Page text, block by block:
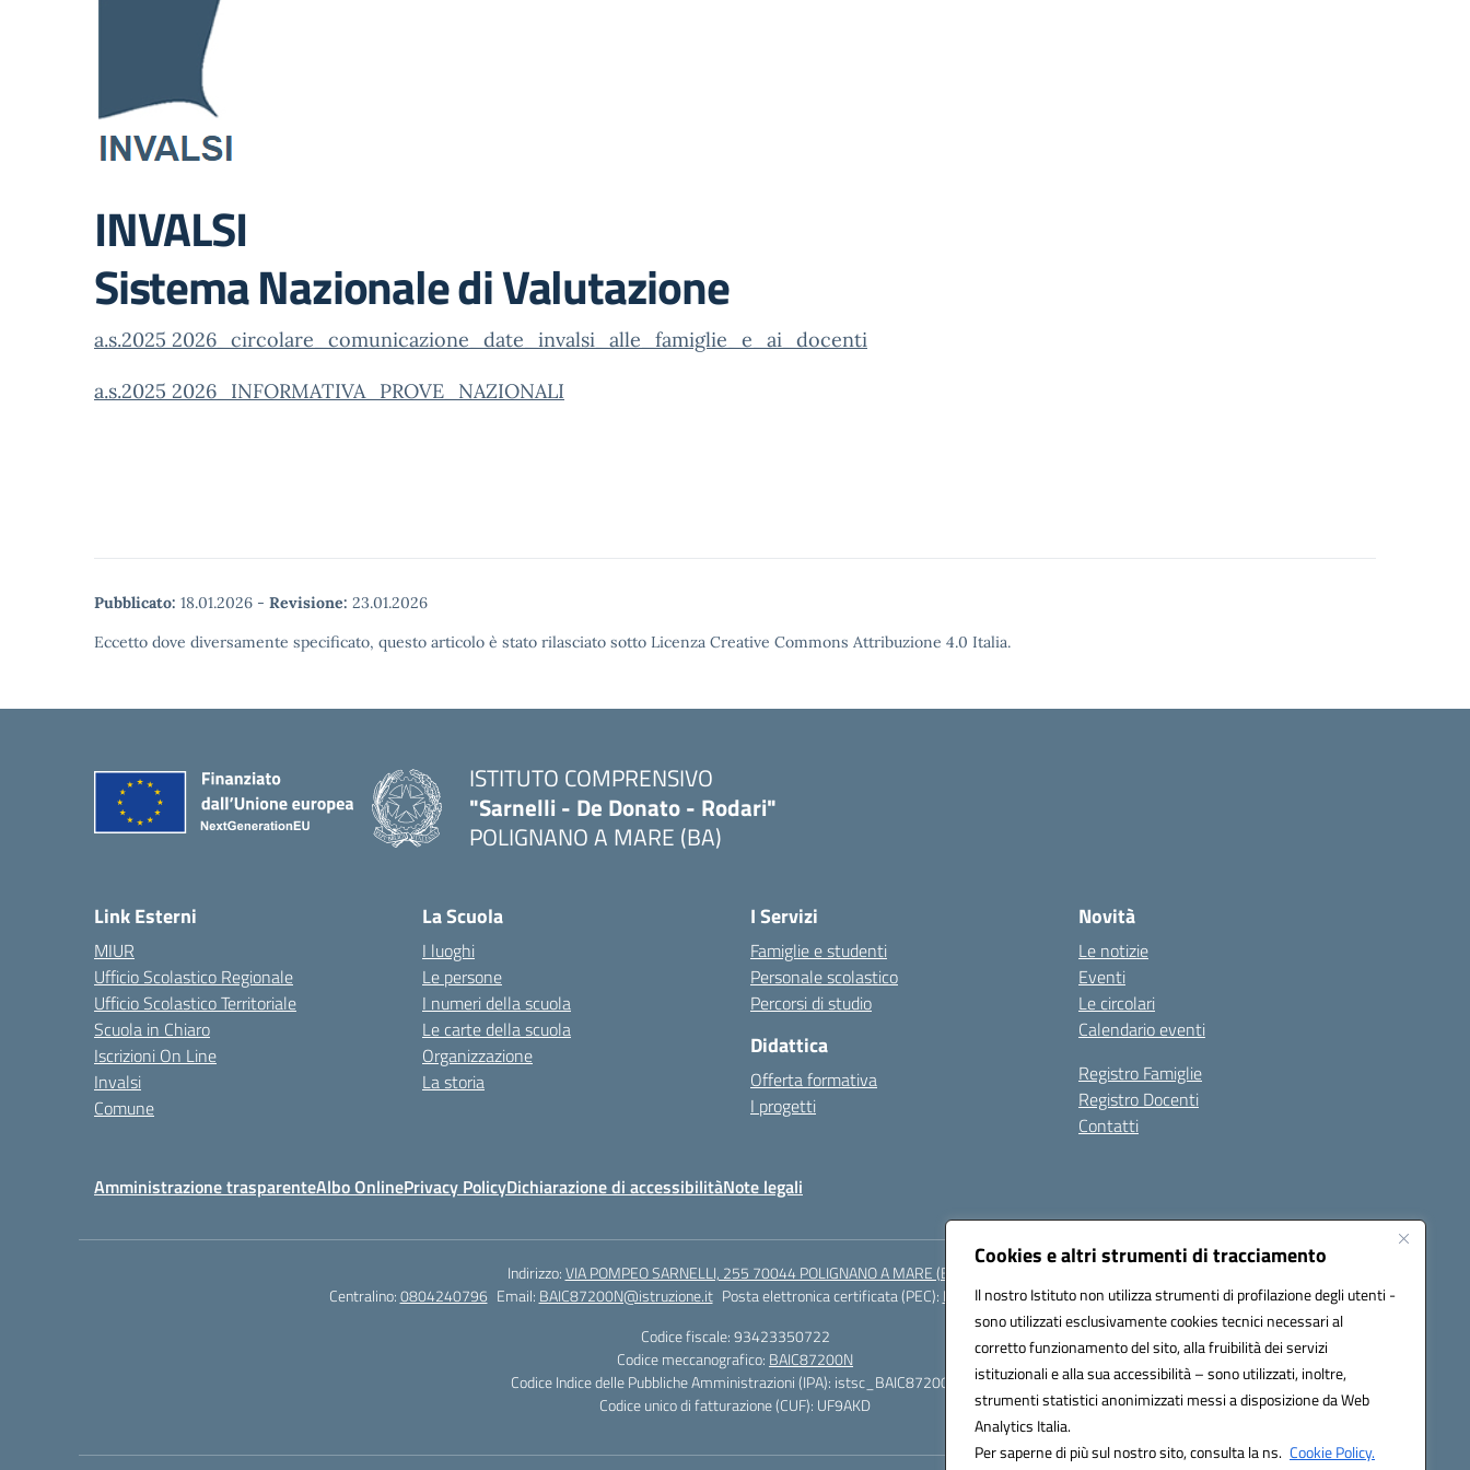
Cookies e altri strumenti di tracciamento
Il nostro Istituto non utilizza strumenti di profilazione degli utenti -
sono utilizzati esclusivamente cookies tecnici necessari al
corretto funzionamento del sito, alla fruibilità dei servizi
istituzionali e alla sua accessibilità – sono utilizzati, inoltre,
strumenti statistici anonimizzati messi a disposizione da Web
Analytics Italia.
Per saperne di più sul nostro sito, consulta la ns. Cookie Policy.
INVALSI
Sistema Nazionale di Valutazione
a.s.2025 2026_circolare_comunicazione_date_invalsi_alle_famiglie_e_ai_docenti
a.s.2025 2026_INFORMATIVA_PROVE_NAZIONALI
Pubblicato: 18.01.2026 - Revisione: 23.01.2026
Eccetto dove diversamente specificato, questo articolo è stato rilasciato sotto Licenza Creative Commons Attribuzione 4.0 Italia.
ISTITUTO COMPRENSIVO
"Sarnelli - De Donato - Rodari"
POLIGNANO A MARE (BA)
Link Esterni
MIUR
Ufficio Scolastico Regionale
Ufficio Scolastico Territoriale
Scuola in Chiaro
Iscrizioni On Line
Invalsi
Comune
La Scuola
I luoghi
Le persone
I numeri della scuola
Le carte della scuola
Organizzazione
La storia
I Servizi
Famiglie e studenti
Personale scolastico
Percorsi di studio
Didattica
Offerta formativa
I progetti
Novità
Le notizie
Eventi
Le circolari
Calendario eventi
Registro Famiglie
Registro Docenti
Contatti
Amministrazione trasparenteAlbo OnlinePrivacy PolicyDichiarazione di accessibilitàNote legali
Indirizzo:VIA POMPEO SARNELLI, 255 70044 POLIGNANO A MARE (BA)
Centralino:0804240796 Email: BAIC87200N@istruzione.it Posta elettronica certificata (PEC): BAIC87200N@pec.istruzione.it
Codice fiscale: 93423350722
Codice meccanografico: BAIC87200N
Codice Indice delle Pubbliche Amministrazioni (IPA): istsc_BAIC87200N
Codice unico di fatturazione (CUF): UF9AKD